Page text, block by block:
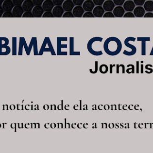
Pular para o